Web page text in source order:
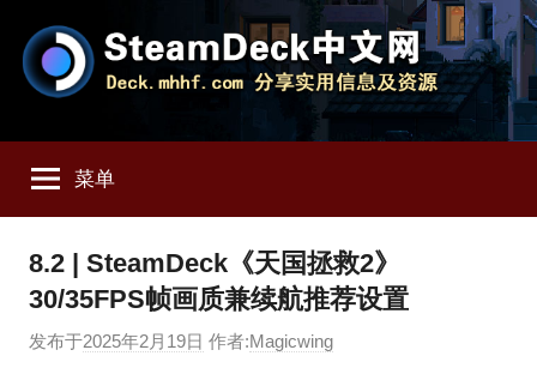
SteamDeck
中
文
网
享
SteamDeck
用
信
菜单
8.2 | SteamDeck《天国拯救2》
30/35FPS帧画质兼续航推荐设置
发布于2025年2月19日 作者:Magicwing